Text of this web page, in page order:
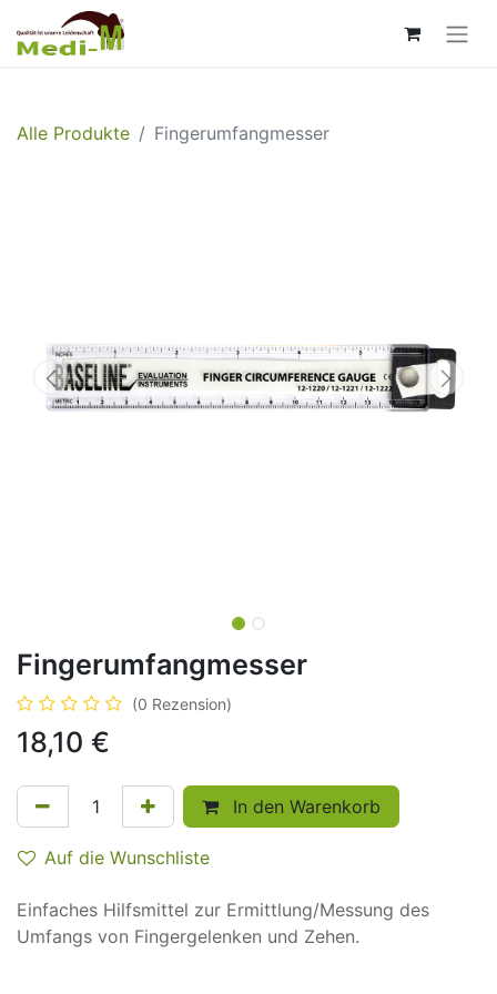
Alle Produkte Fingerumfangmesser
Fingerumfangmesser
(0 Rezension)
18,10 €
In den Warenkorb
Auf die Wunschliste
Einfaches Hilfsmittel zur Ermittlung/Messung des
Umfangs von Fingergelenken und Zehen.